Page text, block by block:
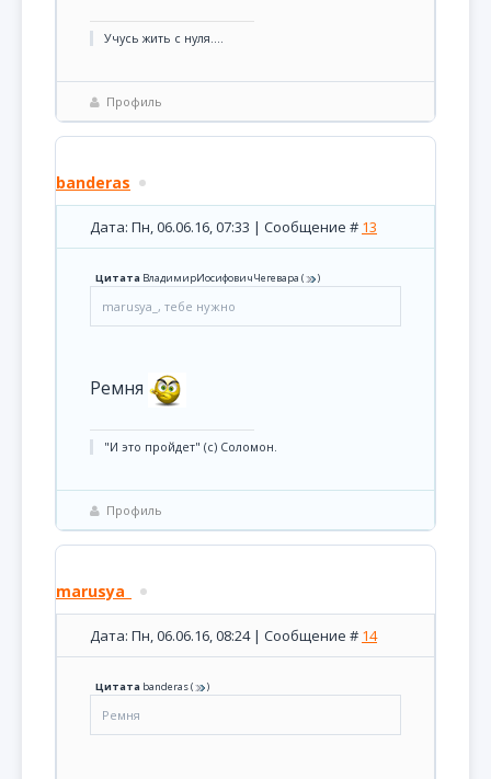
Учусь жить с нуля....
Профиль
banderas
Дата: Пн, 06.06.16, 07:33 | Сообщение # 13
Цитата ВладимирИосифовичЧегевара ( )
marusya_, тебе нужно
Ремня
"И это пройдет" (с) Соломон.
Профиль
marusya_
Дата: Пн, 06.06.16, 08:24 | Сообщение # 14
Цитата banderas( )
Ремня